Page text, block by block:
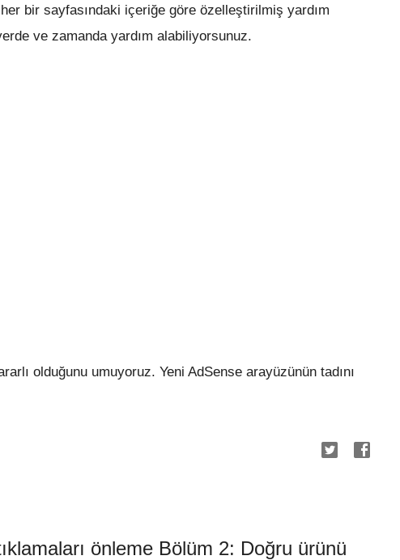
bir sayfasındaki içeriğe göre özelleştirilmiş yardım
ve zamanda yardım alabiliyorsunuz.
olduğunu umuyoruz. Yeni AdSense arayüzünün tadını
önleme Bölüm 2: Doğru ürünü